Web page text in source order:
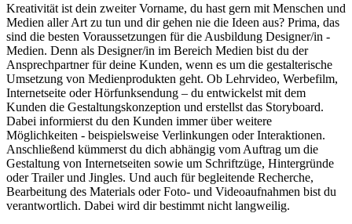
Kreativität ist dein zweiter Vorname, du hast gern mit Menschen und
Medien aller Art zu tun und dir gehen nie die Ideen aus? Prima, das
sind die besten Voraussetzungen für die Ausbildung Designer/in -
Medien. Denn als Designer/in im Bereich Medien bist du der
Ansprechpartner für deine Kunden, wenn es um die gestalterische
Umsetzung von Medienprodukten geht. Ob Lehrvideo, Werbefilm,
Internetseite oder Hörfunksendung – du entwickelst mit dem
Kunden die Gestaltungskonzeption und erstellst das Storyboard.
Dabei informierst du den Kunden immer über weitere
Möglichkeiten - beispielsweise Verlinkungen oder Interaktionen.
Anschließend kümmerst du dich abhängig vom Auftrag um die
Gestaltung von Internetseiten sowie um Schriftzüge, Hintergründe
oder Trailer und Jingles. Und auch für begleitende Recherche,
Bearbeitung des Materials oder Foto- und Videoaufnahmen bist du
verantwortlich. Dabei wird dir bestimmt nicht langweilig.